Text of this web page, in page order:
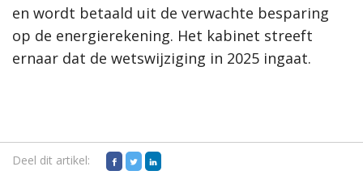
en wordt betaald uit de verwachte besparing
op de energierekening. Het kabinet streeft
ernaar dat de wetswijziging in 2025 ingaat.
Deel dit artikel: